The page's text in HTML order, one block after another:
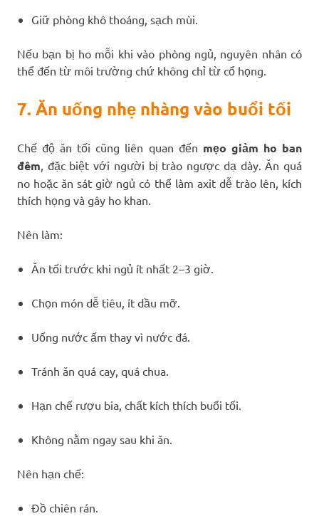
Giữ phòng khô thoáng, sạch mùi.
Nếu bạn bị ho mỗi khi vào phòng ngủ, nguyên nhân có
thể đến từ môi trường chứ không chỉ từ cổ họng.
7. Ăn uống nhẹ nhàng vào buổi tối
Chế độ ăn tối cũng liên quan đến mẹo giảm ho ban
đêm, đặc biệt với người bị trào ngược dạ dày. Ăn quá
no hoặc ăn sát giờ ngủ có thể làm axit dễ trào lên, kích
thích họng và gây ho khan.
Nên làm:
Ăn tối trước khi ngủ ít nhất 2–3 giờ.
Chọn món dễ tiêu, ít dầu mỡ.
Uống nước ấm thay vì nước đá.
Tránh ăn quá cay, quá chua.
Hạn chế rượu bia, chất kích thích buổi tối.
Không nằm ngay sau khi ăn.
Nên hạn chế:
Đồ chiên rán.